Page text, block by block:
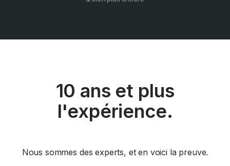
10 ans et plus
l'expérience.
Nous sommes des experts, et en voici la preuve.